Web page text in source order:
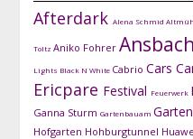
Afterdark Alena Schmid
Toltz Aniko Fohrer Ansbach
Lights Black N White Cabrio Cars
Ericpare Festival Feuerwerk
Ganna Sturm Gartenbauam
Hofgarten Hohburgtunnel